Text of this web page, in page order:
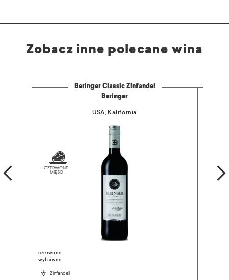
Zobacz inne polecane wina
Beringer Classic Zinfandel
Beringer
USA, Kalifornia
czerwone
wytrawne
Zinfandel